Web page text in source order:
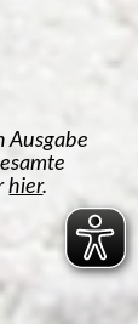
Ausgabe
hier.